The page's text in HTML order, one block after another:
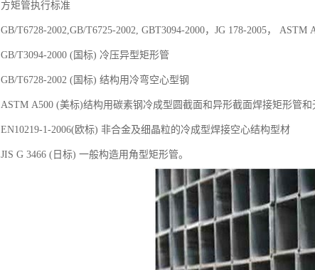
方矩管执行标准
GB/T6728-2002,GB/T6725-2002, GBT3094-2000，JG 178-2005， ASTM
GB/T3094-2000 (国标) 冷压异型矩形管
GB/T6728-2002 (国标) 结构用冷弯空心型钢
ASTM A500 (美标)结构用碳素钢冷成型圆截面和异形截面焊接矩形管和
EN10219-1-2006(欧标) 非合金及细晶粒的冷成型焊接空心结构型材
JIS G 3466 (日标) 一般构造用角型矩形管。